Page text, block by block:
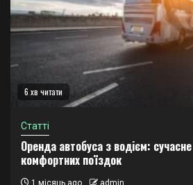
6 хв читати
Статті
Оренда автобуса з водієм:
комфортних поїздок
1 місяць ago admin